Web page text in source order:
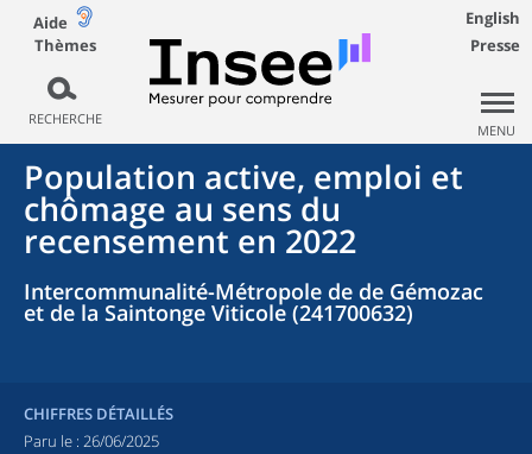
Aide
Thèmes
RECHERCHE
English
Presse
MENU
Population active, emploi et
chômage au sens du
recensement en 2022
Intercommunalité-Métropole de de Gémozac
et de la Saintonge Viticole (241700632)
CHIFFRES DÉTAILLÉS
Paru le : 26/06/2025